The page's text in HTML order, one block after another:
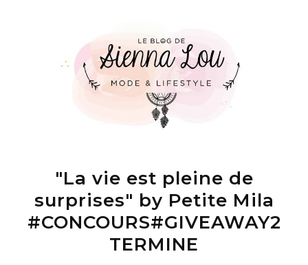
"La vie est pleine de
surprises" by Petite Mila
#CONCOURS#GIVEAWAY2
TERMINE